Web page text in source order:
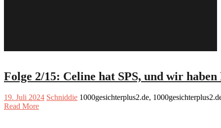
Folge 2/15: Celine hat SPS, und wir
19. Juli 2024 Schniddie 1000gesichterplus2.de,
Read More